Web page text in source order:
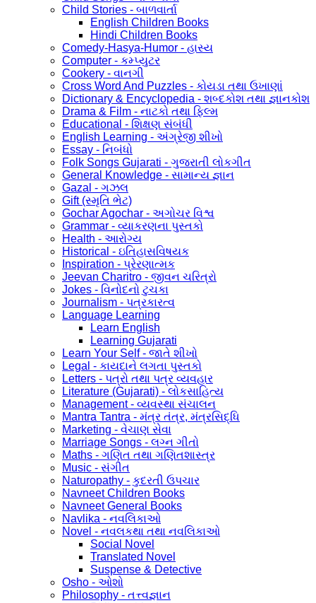
Child Stories - બાળવાર્તા
English Children Books
Hindi Children Books
Comedy-Hasya-Humor - હાસ્ય
Computer - કમ્પ્યુટર
Cookery - વાનગી
Cross Word And Puzzles - કોયડા તથા ઉખાણાં
Dictionary & Encyclopedia - શબ્દકોશ તથા જ્ઞાનકોશ
Drama & Film - નાટકો તથા ફિલ્મ
Educational - શિક્ષણ સંબંધી
English Learning - અંગ્રેજી શીખો
Essay - નિબંધો
Folk Songs Gujarati - ગુજરાતી લોકગીત
General Knowledge - સામાન્ય જ્ઞાન
Gazal - ગઝલ
Gift (સ્મૃતિ ભેટ)
Gochar Agochar - અગોચર વિશ્વ
Grammar - વ્યાકરણના પુસ્તકો
Health - આરોગ્ય
Historical - ઇતિહાસવિષયક
Inspiration - પ્રેરણાત્મક
Jeevan Charitro - જીવન ચરિત્રો
Jokes - વિનોદનો ટુચકા
Journalism - પત્રકારત્વ
Language Learning
Learn English
Learning Gujarati
Learn Your Self - જાતે શીખો
Legal - કાયદાને લગતા પુસ્તકો
Letters - પત્રો તથા પત્ર વ્યવહાર
Literature (Gujarati) - લોકસાહિત્ય
Management - વ્યવસ્થા સંચાલન
Mantra Tantra - મંત્ર તંત્ર, મંત્રસિદ્ધિ
Marketing - વેચાણ સેવા
Marriage Songs - લગ્ન ગીતો
Maths - ગણિત તથા ગણિતશાસ્ત્ર
Music - સંગીત
Naturopathy - કુદરતી ઉપચાર
Navneet Children Books
Navneet General Books
Navlika - નવલિકાઓ
Novel - નવલકથા તથા નવલિકાઓ
Social Novel
Translated Novel
Suspense & Detective
Osho - ઓશો
Philosophy - તત્ત્વજ્ઞાન